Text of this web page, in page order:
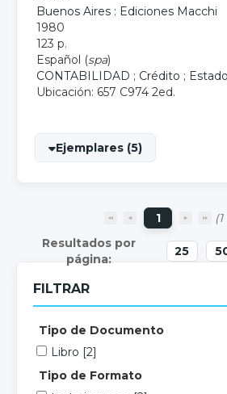
Buenos Aires : Ediciones Macchi
1980
123 p.
Español (spa)
CONTABILIDAD ; Crédito ;
Ubicación: 657 C974 2ed.
Ejemplares (5)
1
25
FILTRAR
Tipo de Documento
Libro [2]
Tipo de Formato